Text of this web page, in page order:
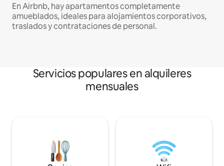
En Airbnb, hay apartamentos completamente
amueblados, ideales para alojamientos corporativos,
traslados y contrataciones de personal.
Servicios populares en alquileres
mensuales